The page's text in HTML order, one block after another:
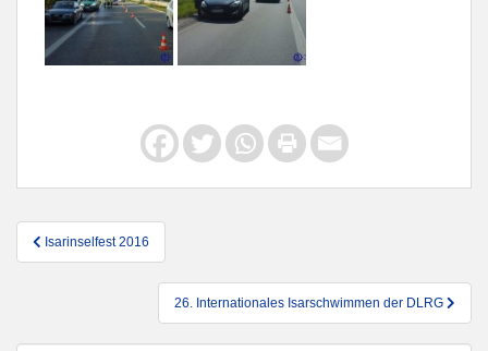
Beitragsnavigation
Isarinselfest 2016
26. Internationales Isarschwimmen der DLRG